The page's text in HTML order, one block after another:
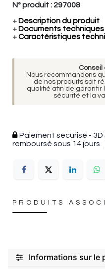
N° produit : 297008
+ Description du produit
+ Documents techniques
+Caractéristiques
Conseil
Nous recommandons
de nos produits soit
qualifié afin de garantir
sécurité et la
Paiement sécurisé - 3D
remboursé sous 14 jours
PRODUITS
Informations sur le